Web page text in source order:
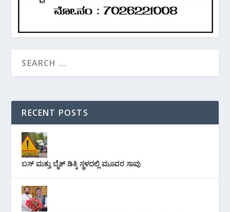
RECENT POSTS
ಬಸ್ ಮತ್ತು ಬೈಕ್ ಡಿಕ್ಕಿ ಸ್ಥಳದಲ್ಲಿ ಮೂವರ ಸಾವು